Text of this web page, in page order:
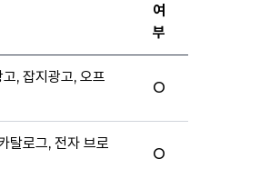
여
부
, 잡지광고, 오프
O
탈로그, 전자 브로
O